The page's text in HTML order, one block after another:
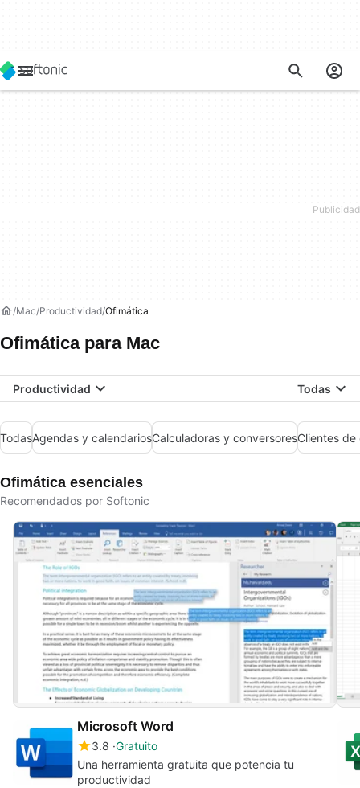
Mac Productividad Ofimática
Ofimática para Mac
Productividad Todas
TodasAgendas y calendariosCalculadoras y conversoresClientes
Ofimática esenciales
Recomendados por Softonic
Microsoft Word
3.8 Gratuito
Una herramienta gratuita que potencia tu
productividad